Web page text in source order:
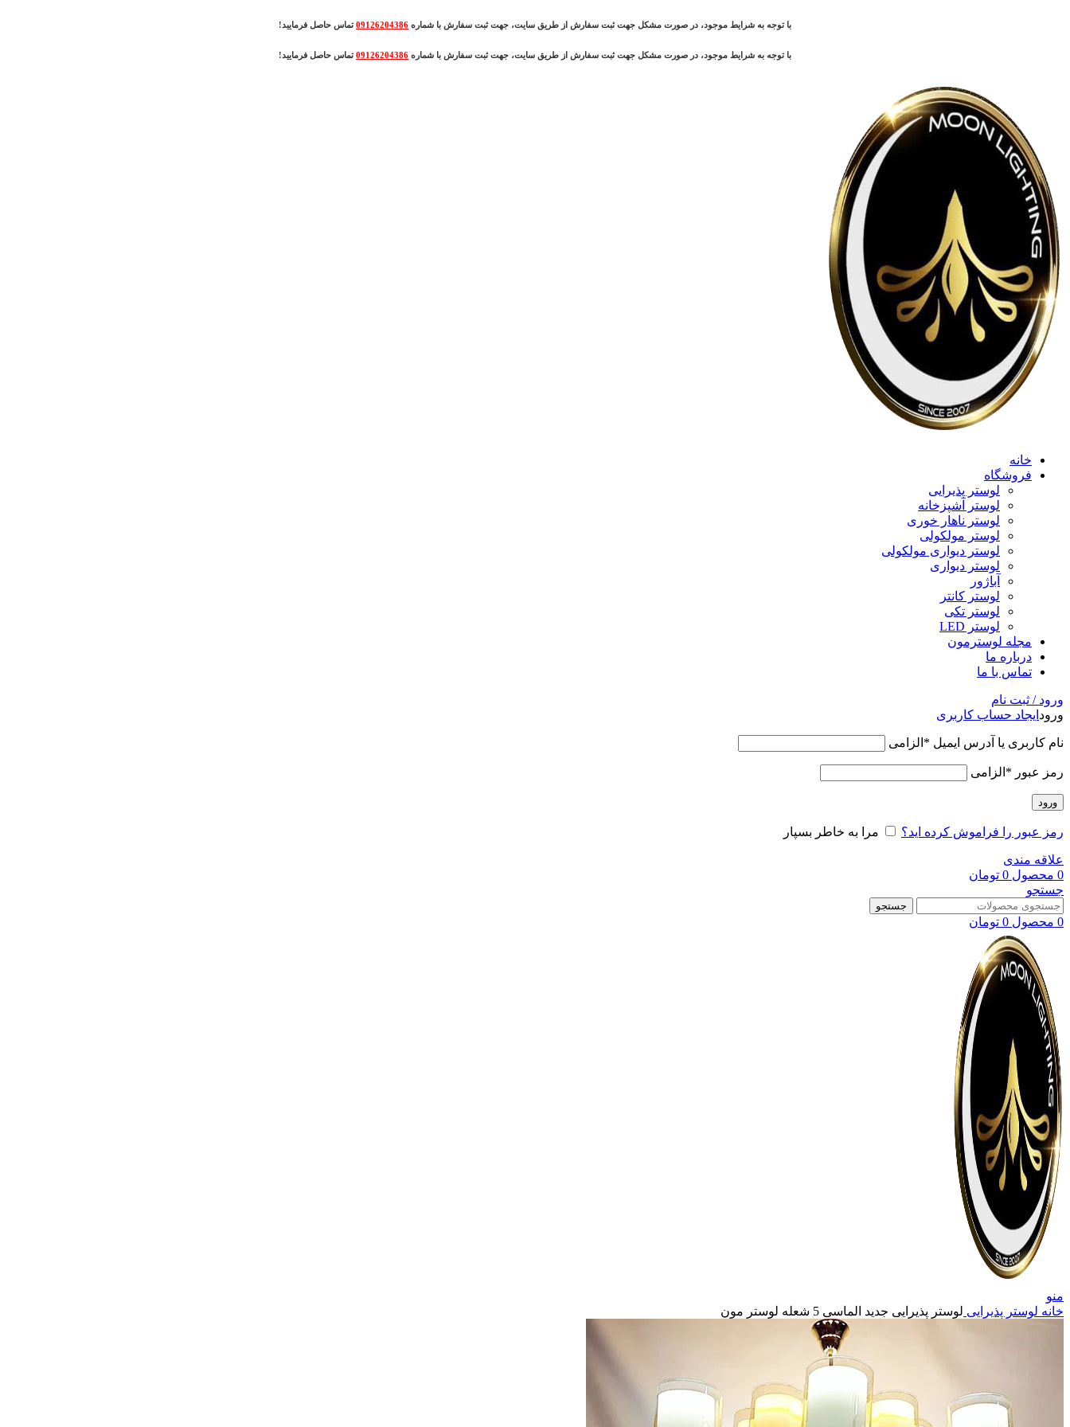
با توجه به شرایط موجود، در صورت مشکل جهت ثبت سفارش از طریق سایت، جهت ثبت سفارش با شماره 09126204386 تماس حاصل فرمایید!
با توجه به شرایط موجود، در صورت مشکل جهت ثبت سفارش از طریق سایت، جهت ثبت سفارش با شماره 09126204386 تماس حاصل فرمایید!
خانه
فروشگاه
لوستر پذیرایی
لوستر آشپزخانه
لوستر ناهار خوری
لوستر مولکولی
لوستر دیواری مولکولی
لوستر دیواری
آباژور
لوستر کانتر
لوستر تکی
لوستر LED
مجله لوسترمون
درباره ما
تماس با ما
ورود / ثبت نام
ورود ایجاد حساب کاربری
نام کاربری یا آدرس ایمیل * الزامی
رمز عبور * الزامی
ورود
رمز عبور را فراموش کرده اید؟ مرا به خاطر بسپار
علاقه مندی
0 محصول 0 تومان
جستجو
جستجو
0 محصول 0 تومان
منو
خانه لوستر پذیرایی لوستر پذیرایی جدید الماسی 5 شعله لوستر مون